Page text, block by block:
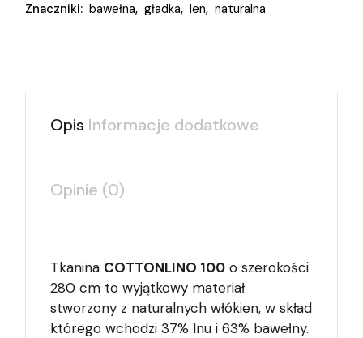
Znaczniki: bawełna, gładka, len, naturalna
Opis Informacje dodatkowe
Opinie (0)
Tkanina COTTONLINO 100 o szerokości
280 cm to wyjątkowy materiał
stworzony z naturalnych włókien, w skład
którego wchodzi 37% lnu i 63% bawełny.